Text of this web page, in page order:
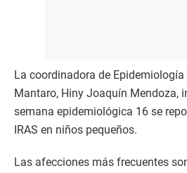
La coordinadora de Epidemiología
Mantaro, Hiny Joaquín Mendoza,
semana epidemiológica 16 se
IRAS en niños pequeños.
Las afecciones más frecuentes